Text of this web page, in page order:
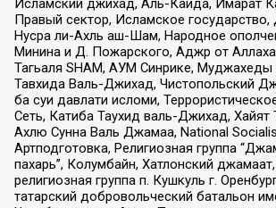
Исламский джихад, Аль-Каида, Имарат
Правый сектор, Исламское
Нусра ли-Ахль аш-Шам, Народное
Минина и Д. Пожарского, Аджр от Аллаха
Тагьаля SHAM, АУМ Синрике,
Тавхида Валь-Джихад, Чистопольский
ба суи давлати исломи,
Сеть, Катиба Таухид валь-Джихад,
Ахлю Сунна Валь Джамаа, National
Артподготовка, Религиозная группа
пахарь”, Колумбайн, Хатлонский
религиозная группа п. Кушкуль г.
татарский добровольческий батальон